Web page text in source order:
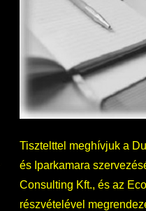
Tisztelttel meghívjuk a
és Iparkamara
Consulting Kft., és az
részvételével